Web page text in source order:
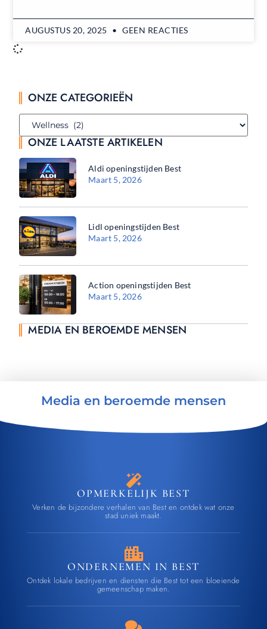
AUGUSTUS 20, 2025 GEEN REACTIES
ONZE CATEGORIEËN
ONZE LAATSTE ARTIKELEN
Aldi openingstijden Best
Maart 5, 2026
Lidl openingstijden Best
Maart 5, 2026
Action openingstijden Best
Maart 5, 2026
MEDIA EN BEROEMDE MENSEN
Media en beroemde mensen
OPMERKELIJK BEST
Verken de bijzondere verhalen van Best en ontdek wat onze
stad uniek maakt.
ONDERNEMEN IN BEST
Ontdek lokale bedrijven en diensten die Best tot een bloeiende
gemeenschap maken.